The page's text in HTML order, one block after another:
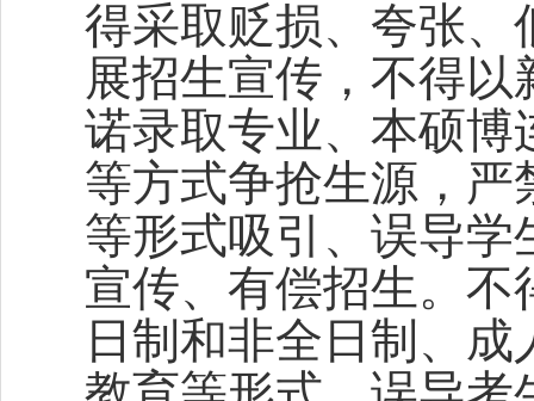
得采取贬损、夸张、
展招生宣传，不得
诺录取专业、本硕博
等方式争抢生源，
等形式吸引、误导
宣传、有偿招生。
日制和非全日制、